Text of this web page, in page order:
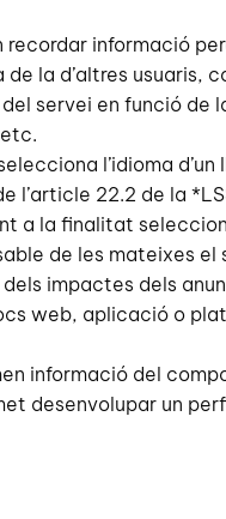
informació
la d’altres usuaris,
servei en funció de
l’idioma
22.2 de la
a la finalitat
de les mateixes
impactes dels
web, aplicació o
informació del
desenvolupar un